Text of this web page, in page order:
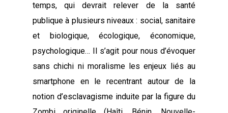
temps, qui devrait relever de la santé
publique à plusieurs niveaux : social, sanitaire
et biologique, écologique, économique,
psychologique… Il s’agit pour nous d’évoquer
sans chichi ni moralisme les enjeux liés au
smartphone en le recentrant autour de la
notion d’esclavagisme induite par la figure du